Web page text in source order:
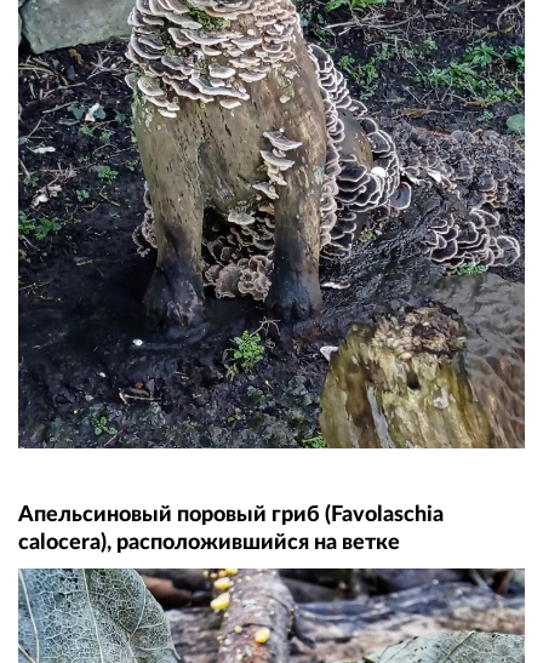
Апельсиновый поровый гриб (Favolaschia
calocera), расположившийся на ветке